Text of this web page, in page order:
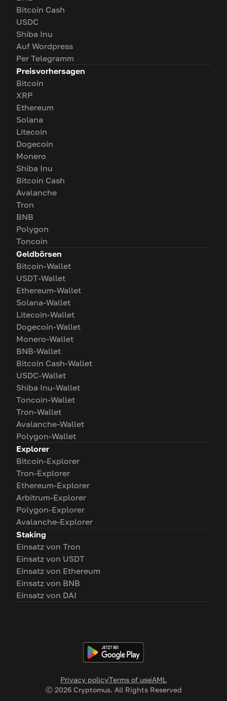
Privacy policyTerms of useAML
Ⓒ 2026Cryptomus. All Rights Reserved
Bitcoin Cash
USDC
Shiba Inu
Auf Wordpress
Per Telegramm
Preisvorhersagen
Bitcoin
XRP
Ethereum
Solana
Litecoin
Dogecoin
Monero
Shiba Inu
Bitcoin Cash
Avalanche
Tron
BNB
Polygon
Toncoin
Geldbörsen
Bitcoin-Wallet
USDT-Wallet
Ethereum-Wallet
Solana-Wallet
Litecoin-Wallet
Dogecoin-Wallet
Monero-Wallet
BNB-Wallet
Bitcoin Cash-Wallet
USDC-Wallet
Shiba Inu-Wallet
Toncoin-Wallet
Tron-Wallet
Avalanche-Wallet
Polygon-Wallet
Explorer
Bitcoin-Explorer
Tron-Explorer
Ethereum-Explorer
Arbitrum-Explorer
Polygon-Explorer
Avalanche-Explorer
Staking
Einsatz von Tron
Einsatz von USDT
Einsatz von Ethereum
Einsatz von BNB
Einsatz von DAI